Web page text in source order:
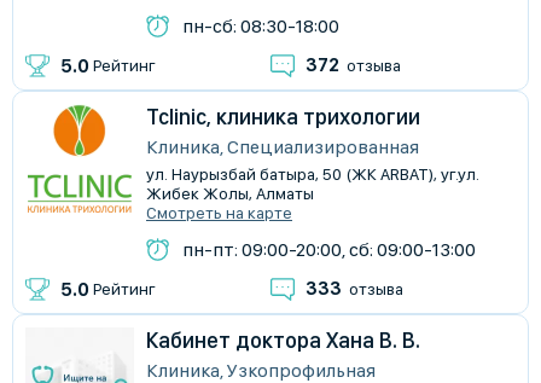
пн-сб: 08:30-18:00
5.0 Рейтинг 372 отзыва
Tclinic, клиника трихологии
Клиника, Специализированная
ул. Наурызбай батыра, 50 (ЖК ARBAT), уг.ул.
Жибек Жолы, Алматы
Смотреть на карте
пн-пт: 09:00-20:00, сб: 09:00-13:00
5.0 Рейтинг 333 отзыва
Кабинет доктора Хана В. В.
Клиника, Узкопрофильная